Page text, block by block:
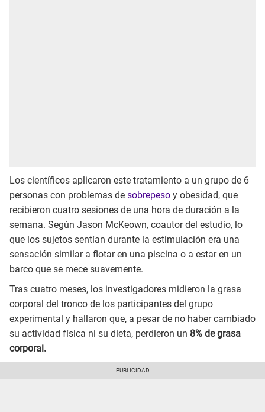
Los científicos aplicaron este tratamiento a un grupo de 6
personas con problemas de sobrepeso y obesidad, que
recibieron cuatro sesiones de una hora de duración a la
semana. Según Jason McKeown, coautor del estudio, lo
que los sujetos sentían durante la estimulación era una
sensación similar a flotar en una piscina o a estar en un
barco que se mece suavemente.
Tras cuatro meses, los investigadores midieron la grasa
corporal del tronco de los participantes del grupo
experimental y hallaron que, a pesar de no haber cambiado
su actividad física ni su dieta, perdieron un 8% de grasa
corporal.